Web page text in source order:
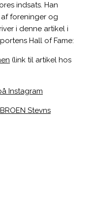
indsats. Han
foreninger og
i denne artikel i
Hall of Fame:
(link til artikel hos
Instagram
Stevns